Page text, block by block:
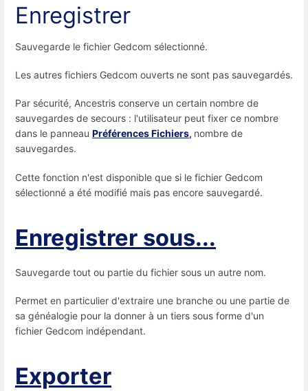
Enregistrer
Sauvegarde le fichier Gedcom sélectionné.
Les autres fichiers Gedcom ouverts ne sont pas sauvegardés.
Par sécurité, Ancestris conserve un certain nombre de
sauvegardes de secours : l'utilisateur peut fixer ce nombre
dans le panneau Préférences Fichiers, nombre de
sauvegardes.
Cette fonction n'est disponible que si le fichier Gedcom
sélectionné a été modifié mais pas encore sauvegardé.
Enregistrer sous...
Sauvegarde tout ou partie du fichier sous un autre nom.
Permet en particulier d'extraire une branche ou une partie de
sa généalogie pour la donner à un tiers sous forme d'un
fichier Gedcom indépendant.
Exporter